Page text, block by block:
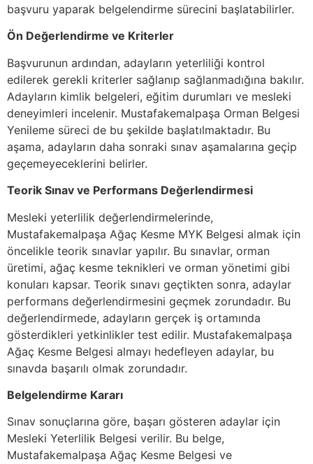
başvuru yaparak belgelendirme sürecini başlatabilirler.
Ön Değerlendirme ve Kriterler
Başvurunun ardından, adayların yeterliliği kontrol
edilerek gerekli kriterler sağlanıp sağlanmadığına bakılır.
Adayların kimlik belgeleri, eğitim durumları ve mesleki
deneyimleri incelenir. Mustafakemalpaşa Orman Belgesi
Yenileme süreci de bu şekilde başlatılmaktadır. Bu
aşama, adayların daha sonraki sınav aşamalarına geçip
geçemeyeceklerini belirler.
Teorik Sınav ve Performans Değerlendirmesi
Mesleki yeterlilik değerlendirmelerinde,
Mustafakemalpaşa Ağaç Kesme MYK Belgesi almak için
öncelikle teorik sınavlar yapılır. Bu sınavlar, orman
üretimi, ağaç kesme teknikleri ve orman yönetimi gibi
konuları kapsar. Teorik sınavı geçtikten sonra, adaylar
performans değerlendirmesini geçmek zorundadır. Bu
değerlendirmede, adayların gerçek iş ortamında
gösterdikleri yetkinlikler test edilir. Mustafakemalpaşa
Ağaç Kesme Belgesi almayı hedefleyen adaylar, bu
sınavda başarılı olmak zorundadır.
Belgelendirme Kararı
Sınav sonuçlarına göre, başarı gösteren adaylar için
Mesleki Yeterlilik Belgesi verilir. Bu belge,
Mustafakemalpaşa Ağaç Kesme Belgesi ve